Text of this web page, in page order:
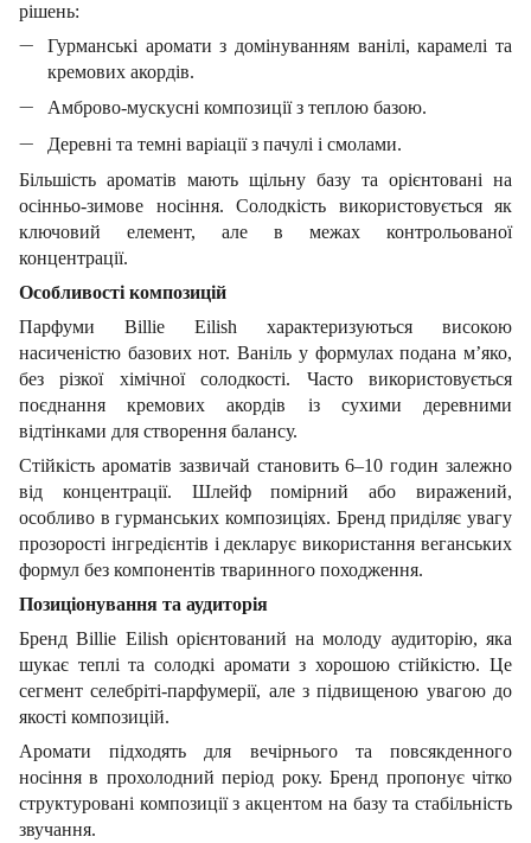
рішень:
Гурманські аромати з домінуванням ванілі, карамелі та
кремових акордів.
Амброво-мускусні композиції з теплою базою.
Деревні та темні варіації з пачулі і смолами.
Більшість ароматів мають щільну базу та орієнтовані на
осінньо-зимове носіння. Солодкість використовується як
ключовий елемент, але в межах контрольованої
концентрації.
Особливості композицій
Парфуми Billie Eilish характеризуються високою
насиченістю базових нот. Ваніль у формулах подана м’яко,
без різкої хімічної солодкості. Часто використовується
поєднання кремових акордів із сухими деревними
відтінками для створення балансу.
Стійкість ароматів зазвичай становить 6–10 годин залежно
від концентрації. Шлейф помірний або виражений,
особливо в гурманських композиціях. Бренд приділяє увагу
прозорості інгредієнтів і декларує використання веганських
формул без компонентів тваринного походження.
Позиціонування та аудиторія
Бренд Billie Eilish орієнтований на молоду аудиторію, яка
шукає теплі та солодкі аромати з хорошою стійкістю. Це
сегмент селебріті-парфумерії, але з підвищеною увагою до
якості композицій.
Аромати підходять для вечірнього та повсякденного
носіння в прохолодний період року. Бренд пропонує чітко
структуровані композиції з акцентом на базу та стабільність
звучання.